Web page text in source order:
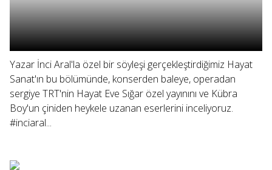
Yazar İnci Aral'la özel bir söyleşi gerçekleştirdiğimiz Hayat
Sanat'ın bu bölümünde, konserden baleye, operadan
sergiye TRT'nin Hayat Eve Sığar özel yayınını ve Kübra
Boy'un çiniden heykele uzanan eserlerini inceliyoruz.
#inciaral...